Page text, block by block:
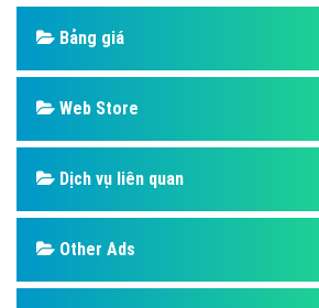
Bảng giá
Web Store
Dịch vụ liên quan
Other Ads